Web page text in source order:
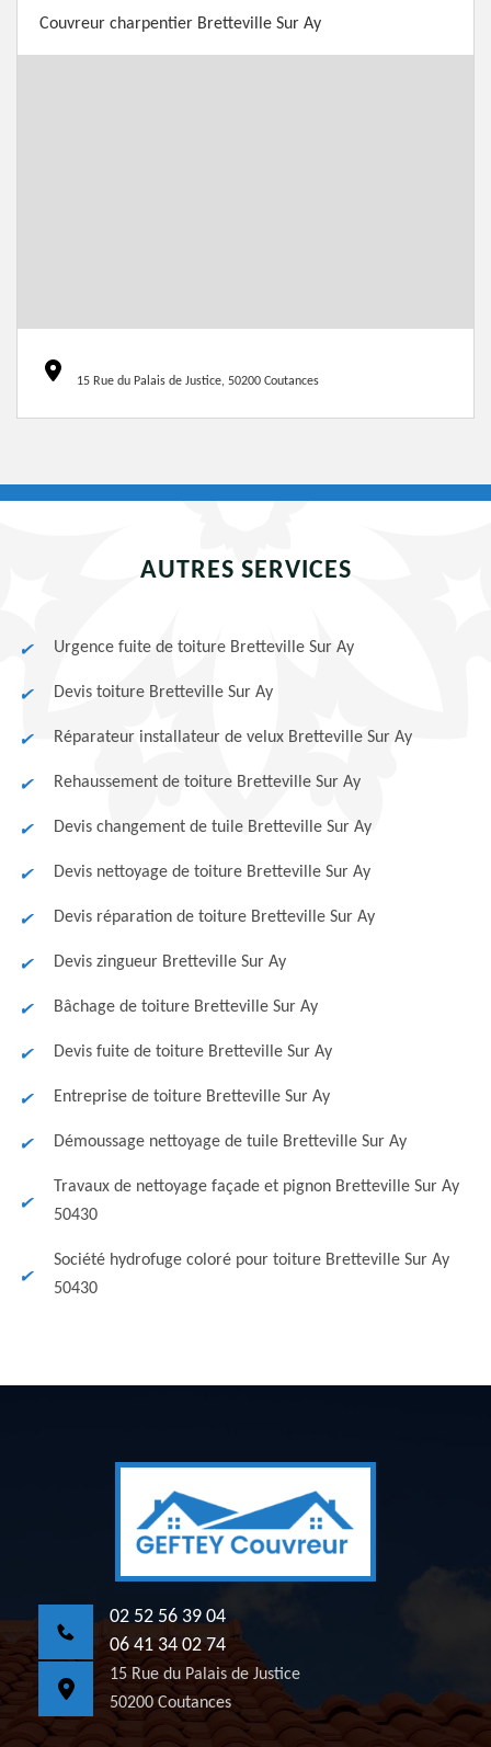
Couvreur charpentier Bretteville Sur Ay
15 Rue du Palais de Justice, 50200 Coutances
AUTRES SERVICES
Urgence fuite de toiture Bretteville Sur Ay
Devis toiture Bretteville Sur Ay
Réparateur installateur de velux Bretteville Sur Ay
Rehaussement de toiture Bretteville Sur Ay
Devis changement de tuile Bretteville Sur Ay
Devis nettoyage de toiture Bretteville Sur Ay
Devis réparation de toiture Bretteville Sur Ay
Devis zingueur Bretteville Sur Ay
Bâchage de toiture Bretteville Sur Ay
Devis fuite de toiture Bretteville Sur Ay
Entreprise de toiture Bretteville Sur Ay
Démoussage nettoyage de tuile Bretteville Sur Ay
Travaux de nettoyage façade et pignon Bretteville Sur Ay
50430
Société hydrofuge coloré pour toiture Bretteville Sur Ay
50430
02 52 56 39 04
06 41 34 02 74
15 Rue du Palais de Justice
50200 Coutances